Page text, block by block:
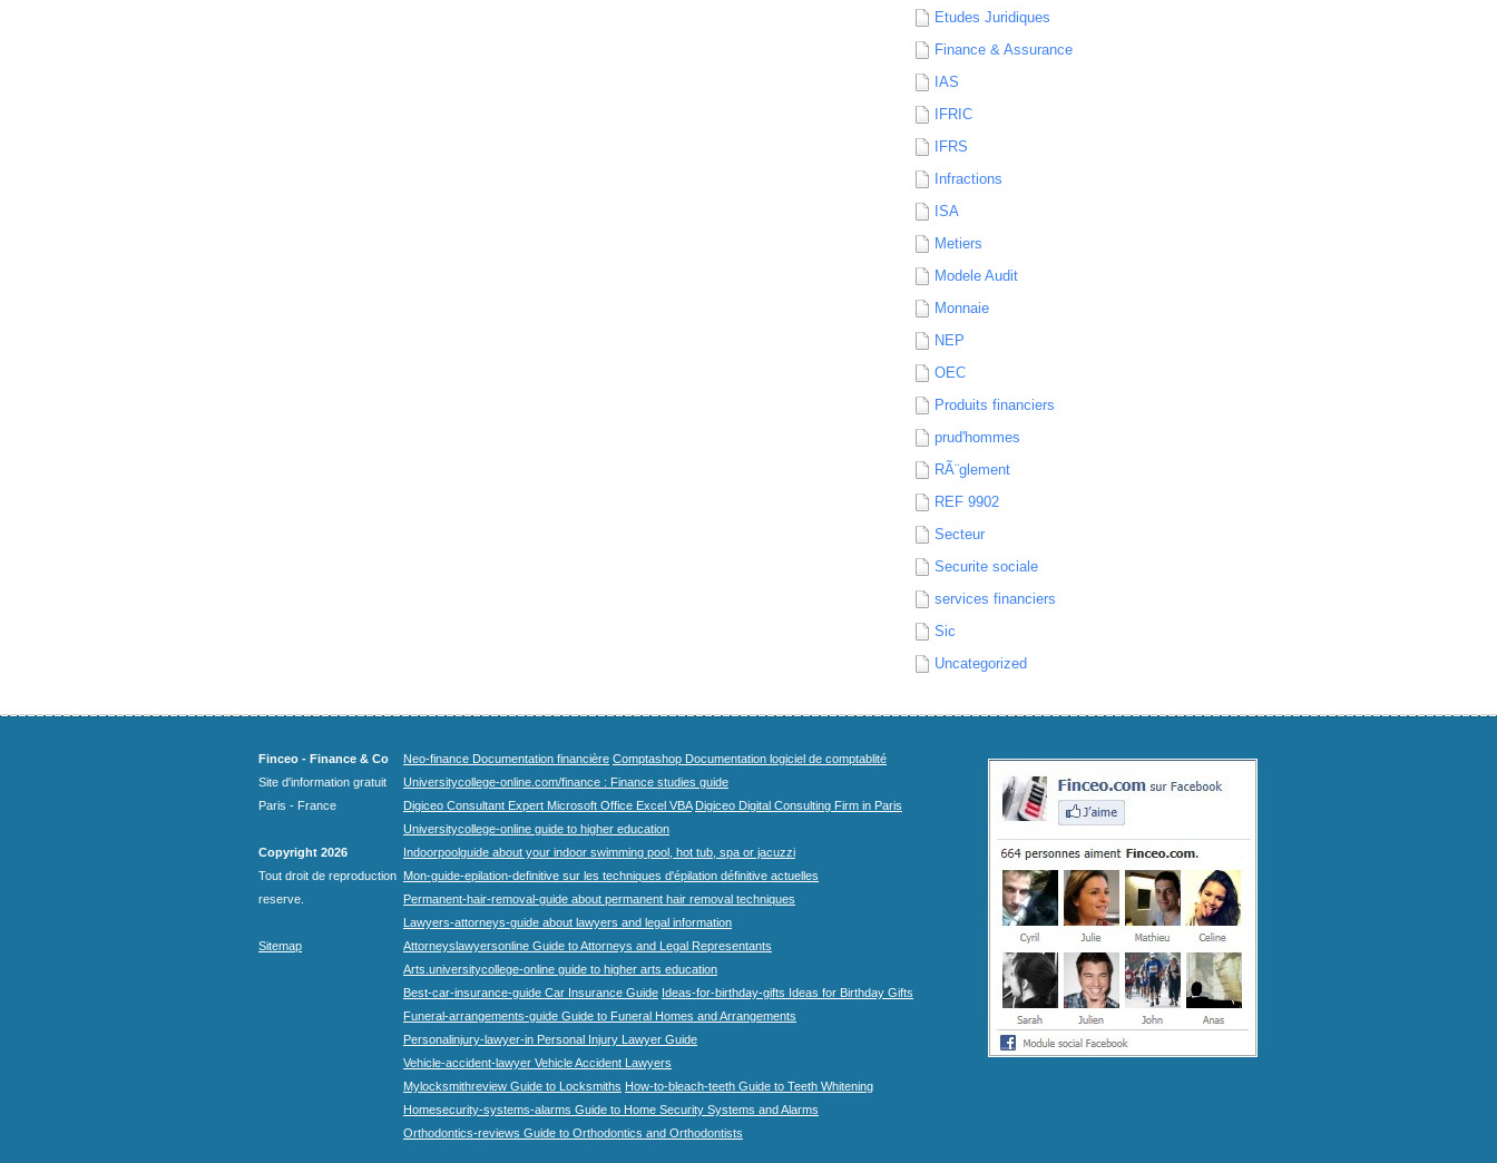
Etudes Juridiques
Finance & Assurance
IAS
IFRIC
IFRS
Infractions
ISA
Metiers
Modele Audit
Monnaie
NEP
OEC
Produits financiers
prud'hommes
RÃ¨glement
REF 9902
Secteur
Securite sociale
services financiers
Sic
Uncategorized
Finceo - Finance & Co
Site d'information gratuit
Paris - France
Copyright 2026
Tout droit de reproduction
reserve.
Sitemap
Neo-finance Documentation financière Comptashop Documentation logiciel de comptablité
Universitycollege-online.com/finance : Finance studies guide
Digiceo Consultant Expert Microsoft Office Excel VBA Digiceo Digital Consulting Firm in Paris
Universitycollege-online guide to higher education
Indoorpoolguide about your indoor swimming pool, hot tub, spa or jacuzzi
Mon-guide-epilation-definitive sur les techniques d'épilation définitive actuelles
Permanent-hair-removal-guide about permanent hair removal techniques
Lawyers-attorneys-guide about lawyers and legal information
Attorneyslawyersonline Guide to Attorneys and Legal Representants
Arts.universitycollege-online guide to higher arts education
Best-car-insurance-guide Car Insurance Guide Ideas-for-birthday-gifts Ideas for Birthday Gifts
Funeral-arrangements-guide Guide to Funeral Homes and Arrangements
Personalinjury-lawyer-in Personal Injury Lawyer Guide
Vehicle-accident-lawyer Vehicle Accident Lawyers
Mylocksmithreview Guide to Locksmiths How-to-bleach-teeth Guide to Teeth Whitening
Homesecurity-systems-alarms Guide to Home Security Systems and Alarms
Orthodontics-reviews Guide to Orthodontics and Orthodontists